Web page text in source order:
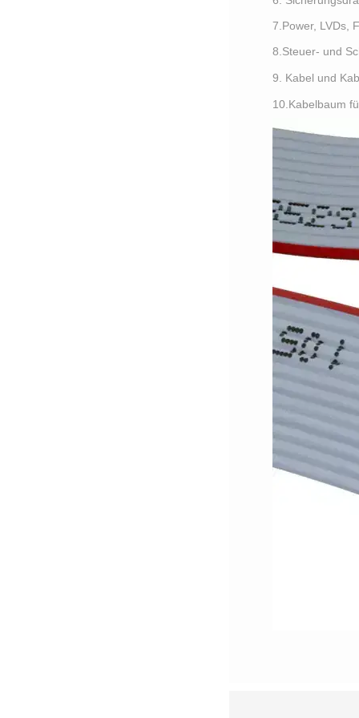
7.Power, LVDs,
8.Steuer- und
9. Kabel und
10.Kabelbaum